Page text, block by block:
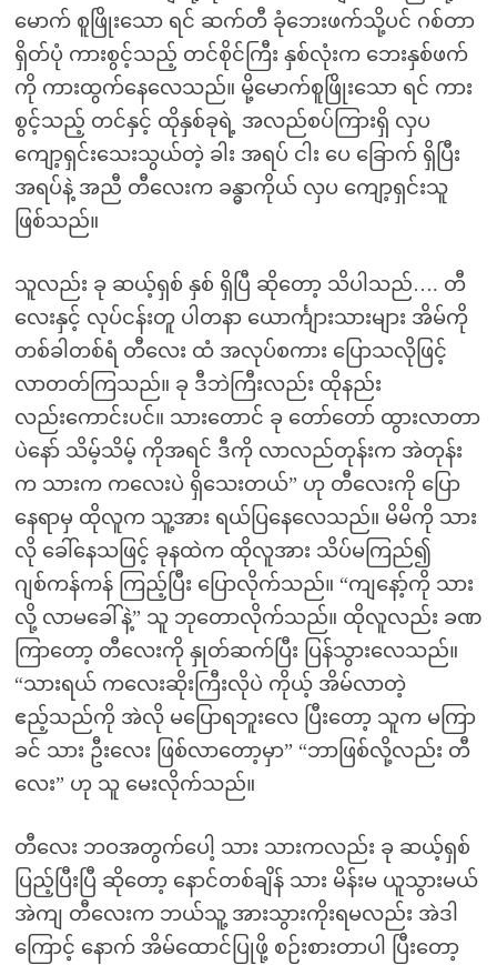
မောက် စူဖြိုးသော ရင် ဆက်တီ ခုံဘေးဖက်သို့ပင် ဂစ်တာ
ရှိတ်ပုံ ကားစွင့်သည့် တင်စိုင်ကြီး နှစ်လုံးက ဘေးနှစ်ဖက်
ကို ကားထွက်နေလေသည်။ မို့မောက်စူဖြိုးသော ရင် ကား
စွင့်သည့် တင်နှင့် ထိုနှစ်ခုရဲ့ အလည်စပ်ကြားရှိ လှပ
ကျော့ရှင်းသေးသွယ်တဲ့ ခါး အရပ် ငါး ပေ ခြောက် ရှိပြီး
အရပ်နဲ့ အညီ တီလေးက ခန္ဓာကိုယ် လှပ ကျော့ရှင်းသူ
ဖြစ်သည်။
သူလည်း ခု ဆယ့်ရှစ် နှစ် ရှိပြီ ဆိုတော့ သိပါသည်…. တီ
လေးနှင့် လုပ်ငန်းတူ ပါတနာ ယောင်္ကျားသားများ အိမ်ကို
တစ်ခါတစ်ရံ တီလေး ထံ အလုပ်စကား ပြောသလိုဖြင့်
လာတတ်ကြသည်။ ခု ဒီဘဲကြီးလည်း ထိုနည်း
လည်းကောင်းပင်။ သားတောင် ခု တော်တော် ထွားလာတာ
ပဲနော် သိမ့်သိမ့် ကိုအရင် ဒီကို လာလည်တုန်းက အဲတုန်း
က သားက ကလေးပဲ ရှိသေးတယ်” ဟု တီလေးကို ပြော
နေရာမှ ထိုလူက သူ့အား ရယ်ပြနေလေသည်။ မိမိကို သား
လို ခေါ်နေသဖြင့် ခုနထဲက ထိုလူအား သိပ်မကြည်၍
ဂျစ်ကန်ကန် ကြည့်ပြီး ပြောလိုက်သည်။ “ကျနော့်ကို သား
လို့ လာမခေါ်နဲ့” သူ ဘုတောလိုက်သည်။ ထိုလူလည်း ခဏ
ကြာတော့ တီလေးကို နှုတ်ဆက်ပြီး ပြန်သွားလေသည်။
“သားရယ် ကလေးဆိုးကြီးလိုပဲ ကိုယ့် အိမ်လာတဲ့
ဧည့်သည်ကို အဲလို မပြောရဘူးလေ ပြီးတော့ သူက မကြာ
ခင် သား ဦးလေး ဖြစ်လာတော့မှာ” “ဘာဖြစ်လို့လည်း တီ
လေး” ဟု သူ မေးလိုက်သည်။
တီလေး ဘဝအတွက်ပေါ့ သား သားကလည်း ခု ဆယ့်ရှစ်
ပြည့်ပြီးပြီ ဆိုတော့ နောင်တစ်ချိန် သား မိန်းမ ယူသွားမယ်
အဲကျ တီလေးက ဘယ်သူ့ အားသွားကိုးရမလည်း အဲဒါ
ကြောင့် နောက် အိမ်ထောင်ပြုဖို့ စဉ်းစားတာပါ ပြီးတော့